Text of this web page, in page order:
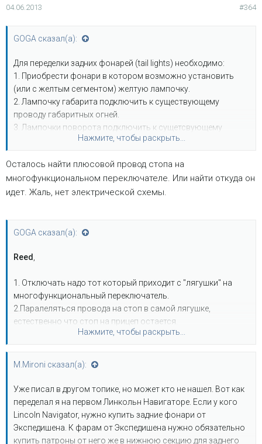
04.06.2013 #364
GOGA сказал(а):
Для переделки задних фонарей (tail lights) необходимо:
1. Приобрести фонари в котором возможно установить
(или с желтым сегментом) желтую лампочку.
2. Лампочку габарита подключить к существующему
проводу габаритных огней.
3. Лампочки поворота подключить к сущетсвующему
проводу стоп/поворот.
МНОГОФУНКЦИОНАЛЬНОГО ПЕРЕКЛЮЧАТЕЛЯ - иначе
желтые повороты будут загораться при нажатии педали
тормоза.
соединить его с проводом стоп сигнала на прицеп.
По другому не получиться, ибо нет проводов отдельно на
Нажмите, чтобы раскрыть...
Осталось найти плюсовой провод стопа на
многофункциональном переключателе. Или найти откуда он
идет. Жаль, нет электрической схемы.
GOGA сказал(а):
Reed,
1. Отключать надо тот который приходит с "лягушки" на
многофункциональный переключатель.
2.Паралеляться провода на стоп в самой лягушке,
естественно что стоп на прицеп остается.
3. Не знаю как у тебя, а у меня на прицеп идет много
зарядка аккумулятора в прицепе, 1 питание на прицеп от
Нажмите, чтобы раскрыть...
M.Mironi сказал(а):
Уже писал в другом топике, но может кто не нашел. Вот как
переделал я на первом Линкольн Навигаторе. Если у кого
Lincoln Navigator, нужно купить задние фонари от
Экспедишена. К фарам от Экспедишена нужно обязательно
купить патроны от него же в нижнюю секцию для заднего